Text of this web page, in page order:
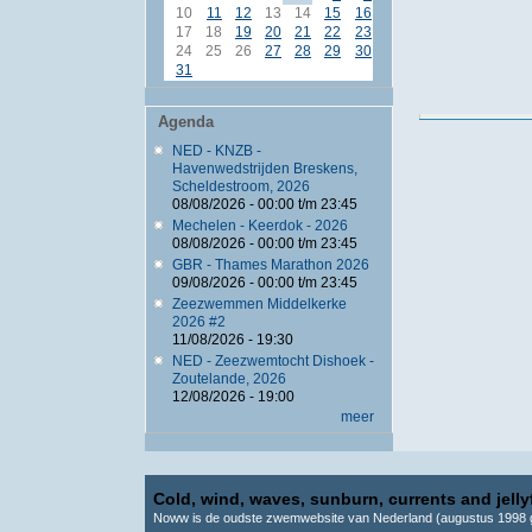
10
11 12 13 14 15
16
17
18 19 20 21 22
23
24
25 26 27 28 29
30
31
Agenda
NED - KNZB -
Havenwedstrijden Breskens,
Scheldestroom, 2026
08/08/2026 - 00:00t/m 23:45
Mechelen - Keerdok - 2026
08/08/2026 - 00:00t/m 23:45
GBR - Thames Marathon 2026
09/08/2026 - 00:00t/m 23:45
Zeezwemmen Middelkerke
2026 #2
11/08/2026 - 19:30
NED - Zeezwemtocht Dishoek -
Zoutelande, 2026
12/08/2026 - 19:00
meer
Cold, wind, waves, sunburn, currents and
Noww is de oudste zwemwebsite van Nederland (augustus 1998